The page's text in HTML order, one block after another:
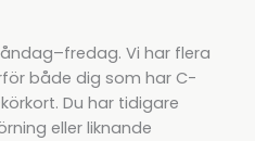
Vi har flera
både dig som har C-
Du har tidigare
eller liknande